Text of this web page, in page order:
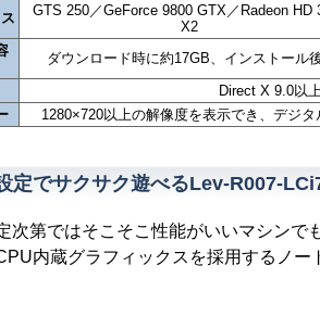
GTS 250／GeForce 9800 GTX／Radeon HD
X2
ダウンロード時に約17GB、インストール
Direct X 9.0以
1280×720以上の解像度を表示でき、デジ
定でサクサク遊べるLev-R007-
第ではそこそこ性能がいいマシンで
内蔵グラフィックスを採用するノー